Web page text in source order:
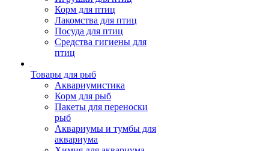
Корм для птиц
Лакомства для птиц
Посуда для птиц
Средства гигиены для
птиц
Товары для рыб
Аквариумистика
Корм для рыб
Пакеты для переноски
рыб
Аквариумы и тумбы для
аквариума